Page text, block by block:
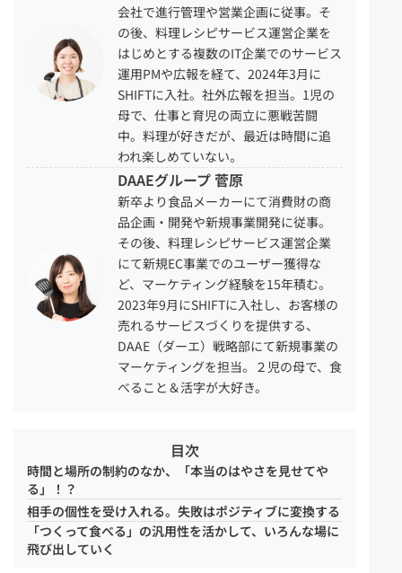
会社で進行管理や営業企画に従事。そ
の後、料理レシピサービス運営企業を
はじめとする複数のIT企業でのサービス
運用PMや広報を経て、2024年3月に
SHIFTに入社。社外広報を担当。1児の
母で、仕事と育児の両立に悪戦苦闘
中。料理が好きだが、最近は時間に追
われ楽しめていない。
DAAEグループ 菅原
新卒より食品メーカーにて消費財の商
品企画・開発や新規事業開発に従事。
その後、料理レシピサービス運営企業
にて新規EC事業でのユーザー獲得な
ど、マーケティング経験を15年積む。
2023年9月にSHIFTに入社し、お客様の
売れるサービスづくりを提供する、
DAAE（ダーエ）戦略部にて新規事業の
マーケティングを担当。２児の母で、食
べること＆活字が大好き。
目次
時間と場所の制約のなか、「本当のはやさを見せてや
る」！？
相手の個性を受け入れる。失敗はポジティブに変換する
「つくって食べる」の汎用性を活かして、いろんな場に
飛び出していく